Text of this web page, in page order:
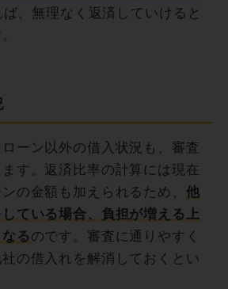
ば、無理なく返済していけると
ーン以外の借入状況も、審査
す。返済比率の計算には現在
の金額も加えられるため、 他
ている場合、負担が増える上
る のです。審査に通りやすく
の借入れを解消しておくとい